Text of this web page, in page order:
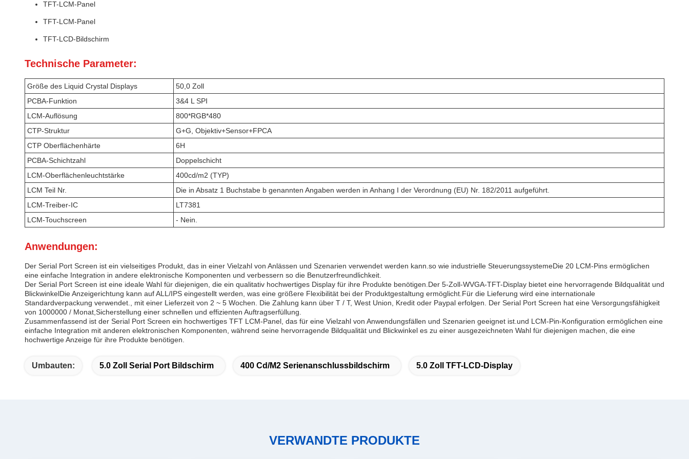
TFT-LCM-Panel
TFT-LCM-Panel
TFT-LCD-Bildschirm
Technische Parameter:
Größe des Liquid Crystal Displays
50,0 Zoll
PCBA-Funktion
3&4 L SPI
LCM-Auflösung
800*RGB*480
CTP-Struktur
G+G, Objektiv+Sensor+FPCA
CTP Oberflächenhärte
6H
PCBA-Schichtzahl
Doppelschicht
LCM-Oberflächenleuchtstärke
400cd/m2 (TYP)
LCM Teil Nr.
Die in Absatz 1 Buchstabe b genannten Angaben werden in Anhang I der Verordnung (EU) Nr. 182/2011 aufgeführt.
LCM-Treiber-IC
LT7381
LCM-Touchscreen
- Nein.
Anwendungen:
Der Serial Port Screen ist ein vielseitiges Produkt, das in einer Vielzahl von Anlässen und Szenarien verwendet werden kann.so wie industrielle SteuerungssystemeDie 20 LCM-Pins ermöglichen
eine einfache Integration in andere elektronische Komponenten und verbessern so die Benutzerfreundlichkeit.
Der Serial Port Screen ist eine ideale Wahl für diejenigen, die ein qualitativ hochwertiges Display für ihre Produkte benötigen.Der 5-Zoll-WVGA-TFT-Display bietet eine hervorragende Bildqualität und
BlickwinkelDie Anzeigerichtung kann auf ALL/IPS eingestellt werden, was eine größere Flexibilität bei der Produktgestaltung ermöglicht.Für die Lieferung wird eine internationale
Standardverpackung verwendet., mit einer Lieferzeit von 2 ~ 5 Wochen. Die Zahlung kann über T / T, West Union, Kredit oder Paypal erfolgen. Der Serial Port Screen hat eine Versorgungsfähigkeit
von 1000000 / Monat,Sicherstellung einer schnellen und effizienten Auftragserfüllung.
Zusammenfassend ist der Serial Port Screen ein hochwertiges TFT LCM-Panel, das für eine Vielzahl von Anwendungsfällen und Szenarien geeignet ist.und LCM-Pin-Konfiguration ermöglichen eine
einfache Integration mit anderen elektronischen Komponenten, während seine hervorragende Bildqualität und Blickwinkel es zu einer ausgezeichneten Wahl für diejenigen machen, die eine
hochwertige Anzeige für ihre Produkte benötigen.
Umbauten: 5.0 Zoll Serial Port Bildschirm 400 Cd/m2 Serienanschlussbildschirm 5.0 Zoll TFT-LCD-Display
VERWANDTE PRODUKTE